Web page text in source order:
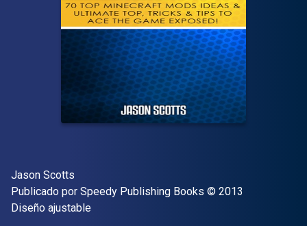
Autor(es)
Jason Scotts
Editor
Publicado por Speedy Publishing Books Copyright
© 2013
Formato
Diseño ajustable